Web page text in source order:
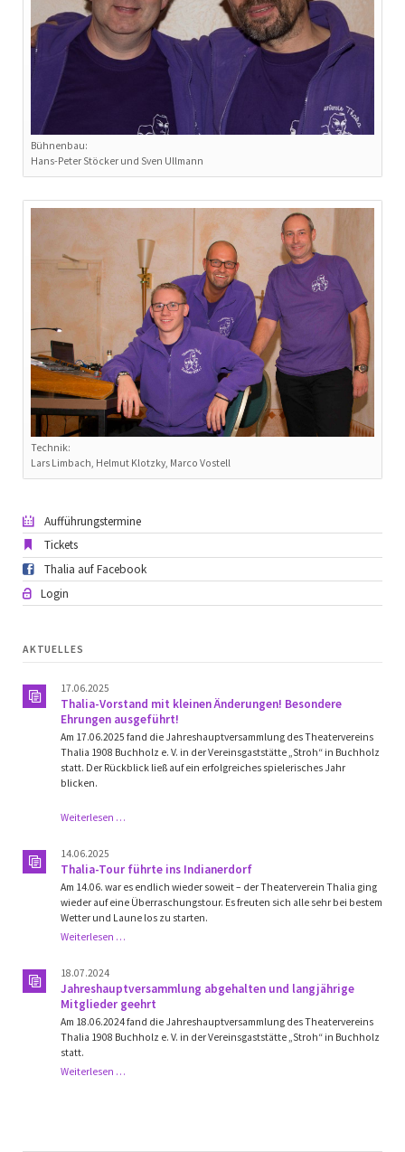
Bühnenbau:
Hans-Peter Stöcker und Sven Ullmann
Technik:
Lars Limbach, Helmut Klotzky, Marco Vostell
Aufführungstermine
Tickets
Thalia auf Facebook
Login
AKTUELLES
17.06.2025
Thalia-Vorstand mit kleinen Änderungen! Besondere
Ehrungen ausgeführt!
Am 17.06.2025 fand die Jahreshauptversammlung des Theatervereins
Thalia 1908 Buchholz e. V. in der Vereinsgaststätte „Stroh“ in Buchholz
statt. Der Rückblick ließ auf ein erfolgreiches spielerisches Jahr
blicken.
Weiterlesen …
kleinen
Änderungen!
Besondere
Ehrungen
ausgeführt!
14.06.2025
Thalia-Tour führte ins Indianerdorf
Am 14.06. war es endlich wieder soweit – der Theaterverein Thalia ging
wieder auf eine Überraschungstour. Es freuten sich alle sehr bei bestem
Wetter und Laune los zu starten.
Weiterlesen …
Indianerdorf
18.07.2024
Jahreshauptversammlung abgehalten und langjährige
Mitglieder geehrt
Am 18.06.2024 fand die Jahreshauptversammlung des Theatervereins
Thalia 1908 Buchholz e. V. in der Vereinsgaststätte „Stroh“ in Buchholz
statt.
Weiterlesen …